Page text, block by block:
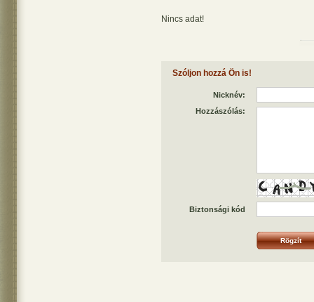
Nincs adat!
Szóljon hozzá Ön is!
Nicknév:
Hozzászólás:
Biztonsági kód